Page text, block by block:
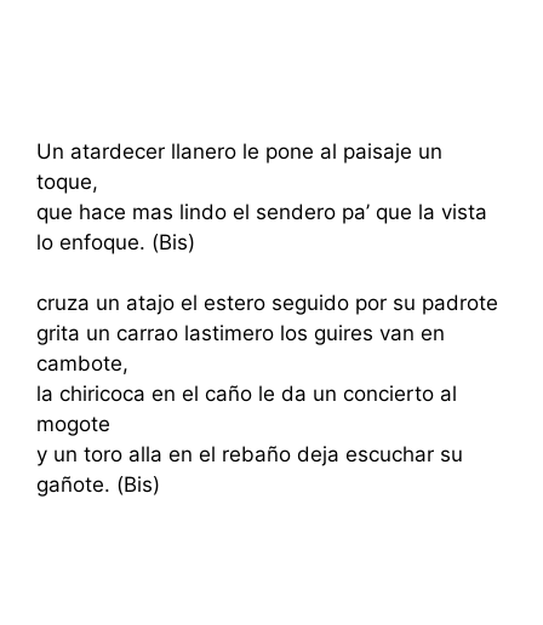
Un atardecer llanero le pone al paisaje un
toque,
que hace mas lindo el sendero pa’ que la vista
lo enfoque. (Bis)
cruza un atajo el estero seguido por su padrote
grita un carrao lastimero los guires van en
cambote,
la chiricoca en el caño le da un concierto al
mogote
y un toro alla en el rebaño deja escuchar su
gañote. (Bis)